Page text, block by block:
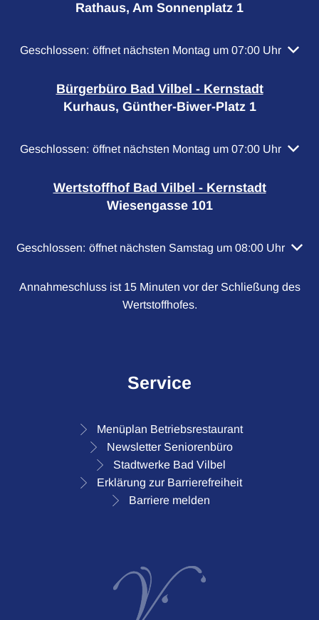
Rathaus, Am Sonnenplatz 1
Klicken, um weitere Öffnungs- oder Schließzeiten
Geschlossen: öffnet nächsten Montag um 07:00 Uhr
Bürgerbüro Bad Vilbel - Kernstadt
Kurhaus, Günther-Biwer-Platz 1
Klicken, um weitere Öffnungs- oder Schließzeiten
Geschlossen: öffnet nächsten Montag um 07:00 Uhr
Wertstoffhof Bad Vilbel - Kernstadt
Wiesengasse 101
Klicken, um weitere Öffnungs- oder Schließzeiten
Geschlossen: öffnet nächsten Samstag um 08:00 Uhr
Annahmeschluss ist 15 Minuten vor der Schließung des
Wertstoffhofes.
Service
Menüplan Betriebsrestaurant
Newsletter Seniorenbüro
Stadtwerke Bad Vilbel
Erklärung zur Barrierefreiheit
Barriere melden